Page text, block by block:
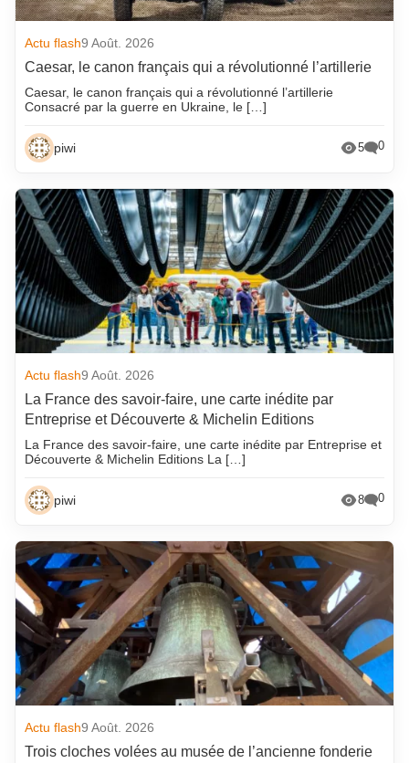
Actu flash9 Août. 2026
Caesar, le canon français qui a révolutionné l’artillerie
Caesar, le canon français qui a révolutionné l’artillerie
Consacré par la guerre en Ukraine, le […]
piwi 5 0
Actu flash9 Août. 2026
La France des savoir-faire, une carte inédite par
Entreprise et Découverte & Michelin Editions
La France des savoir-faire, une carte inédite par Entreprise et
Découverte & Michelin Editions La […]
piwi 8 0
Actu flash9 Août. 2026
Trois cloches volées au musée de l’ancienne fonderie